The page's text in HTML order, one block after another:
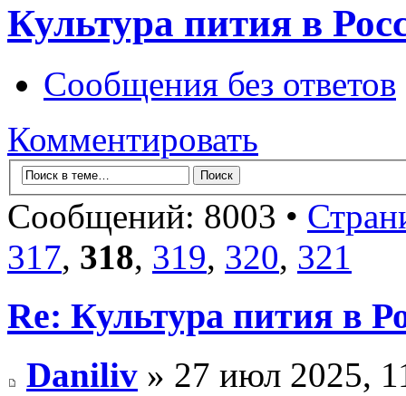
Культура пития в
Сообщения без ответов
Комментировать
Сообщений: 8003 •
317, 318, 319, 320, 321
Re: Культура пития в
Daniliv » 27 июл 2025,